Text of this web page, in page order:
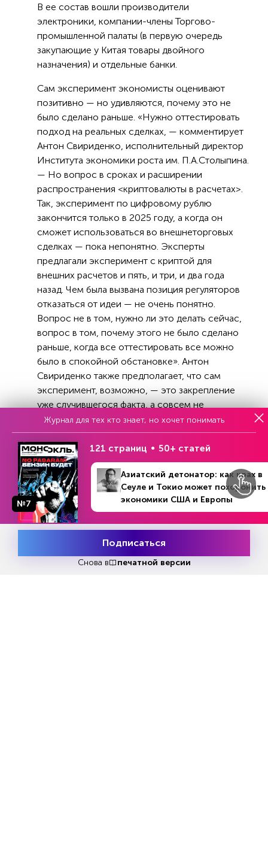
№39 (1358)
23 - 29 сентября 2024
В номере
В ее состав вошли производители
электроники, компании-члены Торгово-
промышленной палаты (в первую очередь
закупающие у Китая товары двойного
назначения) и отдельные банки.
Сам эксперимент экономисты оценивают
позитивно — но удивляются, почему это не
было сделано раньше. «Нужно оттестировать
подход на реальных сделках, — комментирует
Антон Свириденко, исполнительный директор
Института экономики роста им. П.А.Столыпина.
— Но вопрос в сроках и расширении
распространения <криптовалюты в расчетах>.
Так, эксперимент по цифровому рублю
закончится только в 2025 году, а когда он
сможет использоваться во внешнеторговых
сделках — пока непонятно. Эксперты
предлагали эксперимент с криптой для
внешних расчетов и пять, и три, и два года
назад. Чем была вызвана позиция регуляторов
отказаться от идеи — не очень понятно.
Вопрос не в том, нужно ли это делать сейчас,
вопрос в том, почему этого не было сделано
раньше, когда все оттестировать все можно
было в спокойной обстановке». Антон
Свириденко также предполагает, что сам
эксперимент, возможно, — это закрепление
уже случившегося факта, а совсем не
новшество: так как крипта уже вовсю
используется для трансграничных расчетов.
Технология все-таки победила умы
чиновников.
Статья по теме:
Криптопанк для многополярного
Попробовать
Журнал для тех кто знает, но хочет понимать
№7
121 страниц 50+ статей
Азиатский детонатор: как крах в
Сеуле и Токио может похоронить
экономики США и Европы
Подписаться
Снова в печатной версии